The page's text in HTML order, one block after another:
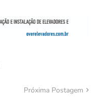
Próxima Postagem